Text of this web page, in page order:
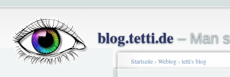
blog.tetti.de– Man
Startseite› Weblog› tetti's blog